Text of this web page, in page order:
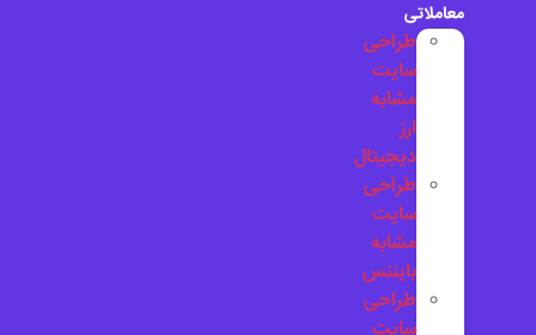
معاملاتی
طراحی
سایت
مشابه
ارز
دیجیتال
طراحی
سایت
مشابه
بایننس
طراحی